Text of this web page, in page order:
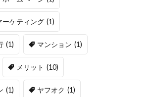
ーケティング (1)
(1) マンション (1)
メリット (10)
(1) ヤフオク (1)